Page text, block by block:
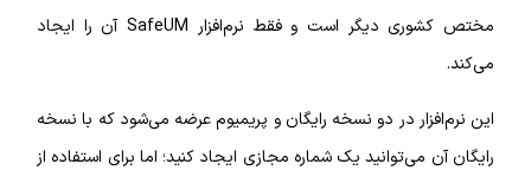
مختص کشوری دیگر است و فقط نرم‌افزار SafeUM آن را ایجاد
می‌کند.
این نرم‌‌افزار در دو نسخه رایگان و پریمیوم عرضه می‌شود که با نسخه
رایگان آن می‌توانید یک شماره مجازی ایجاد کنید؛ اما برای استفاده از